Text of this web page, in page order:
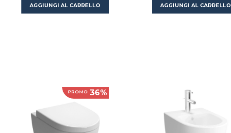
AGGIUNGI AL CARRELLO AGGIUNGI AL CARRELLO
PROMO 36%